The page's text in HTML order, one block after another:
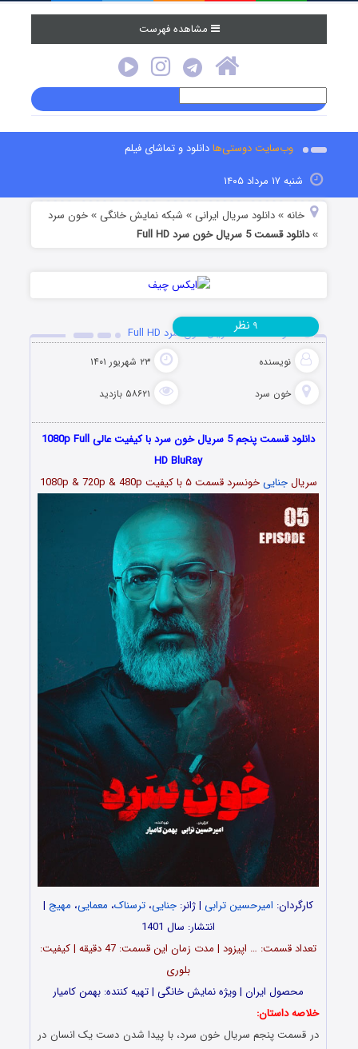
مشاهده فهرست
وب‌سایت دوستی‌هادانلود و تماشای فیلم
شنبه ۱۷ مرداد ۱۴۰۵
خانه »دانلود سریال ایرانی » شبکه نمایش خانگی »خون سرد
»دانلود قسمت 5 سریال خون سرد Full HD
دانلود قسمت 5 سریال خون سرد Full HD
نویسنده ۲۳ شهریور ۱۴۰۱
خون سرد ۵۸۶۲۱ بازدید
۹ نظر
دانلود قسمت پنجم 5 سریال خون سرد با کیفیت عالی 1080p Full
HD BluRay
سریالجناییخونسرد قسمت۵ با کیفیت 1080p & 720p & 480p
کارگردان: امیرحسین ترابی | ژانر: جنایی، ترسناک، معمایی، مهیج |
انتشار: سال 1401
تعداد قسمت‎: … اپیزود | مدت زمان این قسمت: 47 دقیقه | کیفیت:
بلوری
محصول ایران | ویژه نمایش خانگی | تهیه کننده: بهمن کامیار
خلاصه داستان:
در قسمت پنجم سریال خون سرد، با پیدا شدن دست یک انسان در